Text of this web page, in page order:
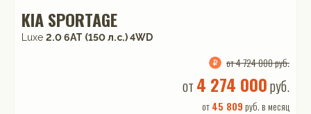
KIA SPORTAGE
Luxe 2.0 6AT (150 л.с.) 4WD
от 4 724 000 руб.
от 4 274 000руб.
от45 809 руб. в месяц